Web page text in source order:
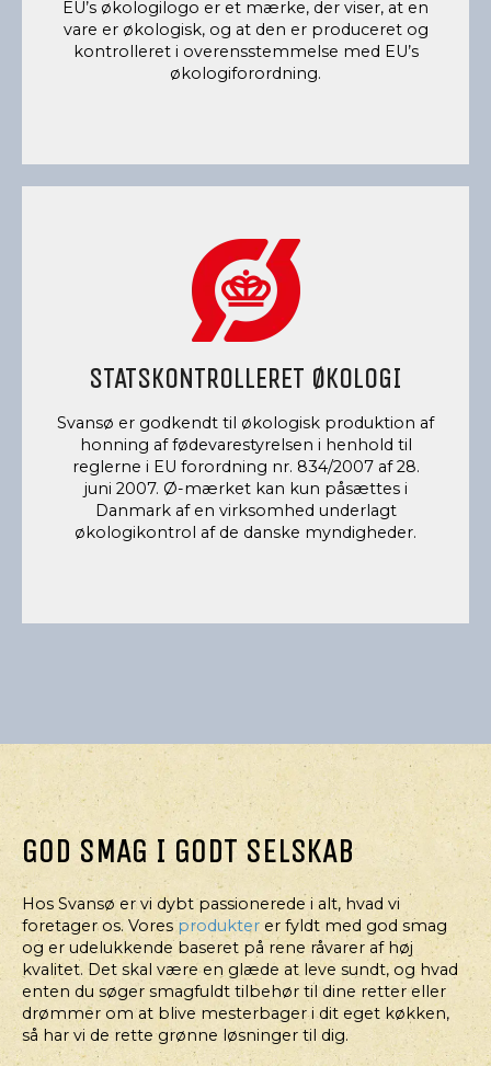
EU’s økologilogo er et mærke, der viser, at en
vare er økologisk, og at den er produceret og
kontrolleret i overensstemmelse med EU’s
økologiforordning.
STATSKONTROLLERET ØKOLOGI
Svansø er godkendt til økologisk produktion af
honning af fødevarestyrelsen i henhold til
reglerne i EU forordning nr. 834/2007 af 28.
juni 2007. Ø-mærket kan kun påsættes i
Danmark af en virksomhed underlagt
økologikontrol af de danske myndigheder.
GOD SMAG I GODT SELSKAB
Hos Svansø er vi dybt passionerede i alt, hvad vi
foretager os. Voresprodukter er fyldt med god smag
og er udelukkende baseret på rene råvarer af høj
kvalitet. Det skal være en glæde at leve sundt, og hvad
enten du søger smagfuldt tilbehør til dine retter eller
drømmer om at blive mesterbager i dit eget køkken,
så har vi de rette grønne løsninger til dig.